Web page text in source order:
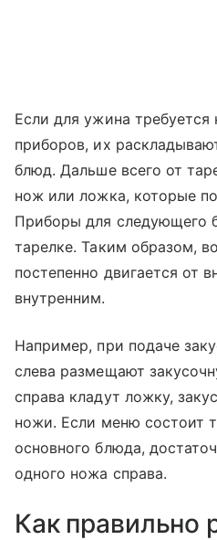
Если для ужина требуется
приборов, их
блюд. Дальше всего от
нож или ложка, которые
Приборы для следующего
тарелке. Таким образом,
постепенно двигается от
внутренним.
Например, при подаче
слева размещают
справа кладут ложку,
ножи. Если меню состоит
основного блюда,
одного ножа справа.
Как правильно